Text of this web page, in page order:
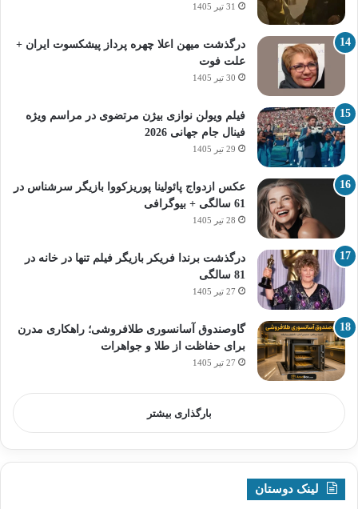
31 تیر 1405
درگذشت میهن اعلا چهره پرداز پیشکسوت ایران +
علت فوت
30 تیر 1405
فیلم ویولن نوازی بیژن مرتضوی در مراسم ویژه
فینال جام جهانی 2026
29 تیر 1405
عکس ازدواج پائولینا پوریزکووا بازیگر سرشناس در
61 سالگی + بیوگرافی
28 تیر 1405
درگذشت برندا فریکر بازیگر فیلم تنها در خانه در
81 سالگی
27 تیر 1405
گاوصندوق آسانسوری طلافروشی؛ راهکاری مدرن
برای حفاظت از طلا و جواهرات
27 تیر 1405
بارگذاری بیشتر
لینک دوستان